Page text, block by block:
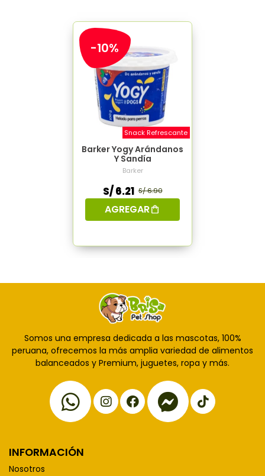
-10%
Snack Refrescante
Barker Yogy Arándanos
Y Sandía
Barker
S/ 6.90
S/ 6.21
AGREGAR
Somos una empresa dedicada a las mascotas, 100%
peruana, ofrecemos la más amplia variedad de alimentos
balanceados y Premium, juguetes, ropa y más.
INFORMACIÓN
Nosotros